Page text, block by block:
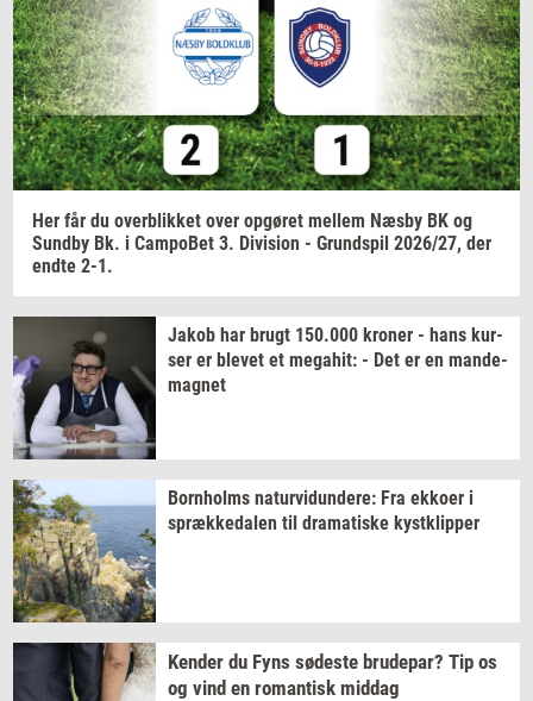
Jeg vil gerne modtage et nyhedsoverblik, samt
relevante tilbud og brugerfordele på mail. Det er altid
muligt at afmelde.
Privatlivspolitik.
Her får du over­blik­ket over op­gø­ret mel­lem Næsby BK og
Sund­by Bk. i Cam­po­Bet 3. Di­vi­sion - Grund­spil 2026/27, der
endte 2-1.
Jakob har brugt 150.000 kro­ner - hans kur­
ser er ble­vet et me­ga­hit: - Det er en mande-​
magnet
Born­holms na­tur­vi­dun­de­re: Fra ek­ko­er i
spræk­ke­da­len til dra­ma­ti­ske kyst­klip­per
Ken­der du Fyns sø­de­ste bru­de­par? Tip os
og vind en ro­man­tisk mid­dag